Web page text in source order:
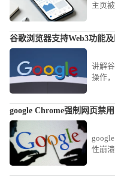
主页
谷歌浏览器支持Web3功能
讲解
操作
google Chrome强制网页禁
性崩